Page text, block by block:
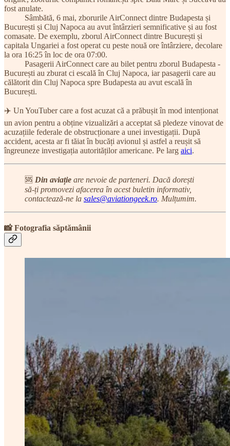
fost anulate.
Sâmbătă, 6 mai, zborurile AirConnect dintre Budapesta și
București și Cluj Napoca au avut întârzieri semnificative și au fost
comasate. De exemplu, zborul AirConnect dintre București și
capitala Ungariei a fost operat cu peste nouă ore întârziere, decolare
la ora 16:25 în loc de ora 07:00.
Pasagerii AirConnect care au bilet pentru zborul Budapesta -
București au zburat ci escală în Cluj Napoca, iar pasagerii care au
călătorit din Cluj Napoca spre Budapesta au avut escală în
București.
✈️ Un YouTuber care a fost acuzat că a prăbușit în mod intenționat
un avion pentru a obține vizualizări a acceptat să pledeze vinovat de
acuzațiile federale de obstrucționare a unei investigații. După
accident, acesta ar fi tăiat în bucăți avionul și astfel a reușit să
îngreuneze investigația autorităților americane. Pe larg aici.
🆘 Din aviație are nevoie de parteneri. Dacă dorești
să-ți promovezi afacerea în acest buletin informativ,
contactează-ne la sales@aviationgeek.ro. Mulțumim.
📸 Fotografia săptămânii